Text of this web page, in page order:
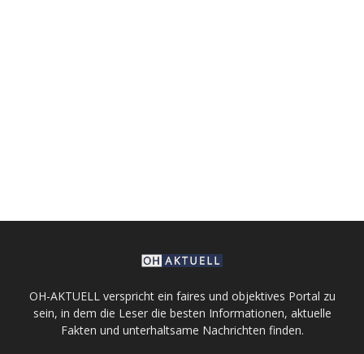
OH-AKTUELL verspricht ein faires und objektives Portal zu
sein, in dem die Leser die besten Informationen, aktuelle
Fakten und unterhaltsame Nachrichten finden.